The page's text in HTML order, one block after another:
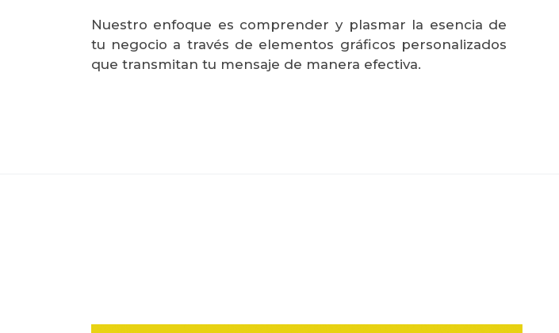
Nuestro enfoque es comprender y plasmar la esencia de
tu negocio a través de elementos gráficos personalizados
que transmitan tu mensaje de manera efectiva.